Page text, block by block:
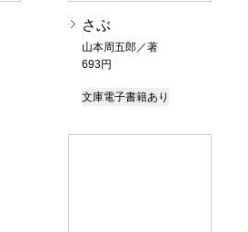
さぶ
山本周五郎／著
693円
文庫電子書籍あり